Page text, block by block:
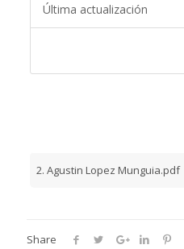
Última actualización
2. Agustin Lopez Munguia.pdf
Share